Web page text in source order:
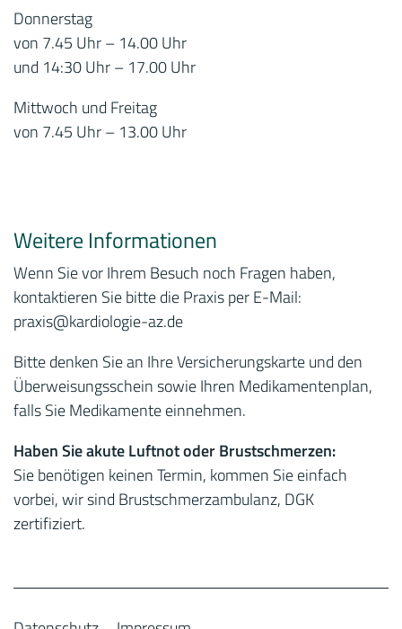
Donnerstag
von 7.45 Uhr – 14.00 Uhr
und 14:30 Uhr – 17.00 Uhr
Mittwoch und Freitag
von 7.45 Uhr – 13.00 Uhr
Weitere Informationen
Wenn Sie vor Ihrem Besuch noch Fragen haben,
kontaktieren Sie bitte die Praxis per E-Mail:
praxis@kardiologie-az.de
Bitte denken Sie an Ihre Versicherungskarte und den
Überweisungsschein sowie Ihren Medikamentenplan,
falls Sie Medikamente einnehmen.
Haben Sie akute Luftnot oder Brustschmerzen:
Sie benötigen keinen Termin, kommen Sie einfach
vorbei, wir sind Brustschmerzambulanz, DGK
zertifiziert.